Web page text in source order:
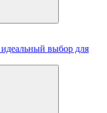
выбор для